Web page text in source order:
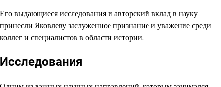
Его выдающиеся исследования и авторский вклад в науку
принесли Яковлеву заслуженное признание и уважение среди
коллег и специалистов в области истории.
Исследования